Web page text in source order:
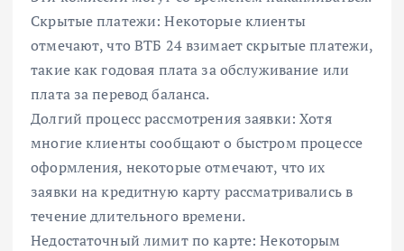
Скрытые платежи: Некоторые клиенты
отмечают, что ВТБ 24 взимает скрытые платежи,
такие как годовая плата за обслуживание или
плата за перевод баланса.
Долгий процесс рассмотрения заявки: Хотя
многие клиенты сообщают о быстром процессе
оформления, некоторые отмечают, что их
заявки на кредитную карту рассматривались в
течение длительного времени.
Недостаточный лимит по карте: Некоторым